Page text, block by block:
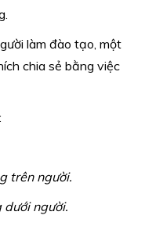
làm đào tạo, một
chia sẻ bằng việc
trên người.
dưới người.